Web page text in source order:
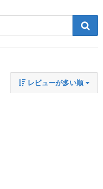
レビューが多い順